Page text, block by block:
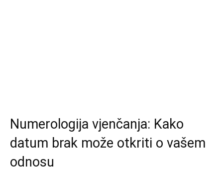
Numerologija vjenčanja: Kako
datum brak može otkriti o vašem
odnosu